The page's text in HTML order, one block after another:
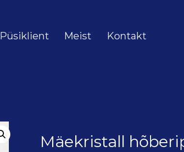
Püsiklient Meist Kontakt
Mäekristall